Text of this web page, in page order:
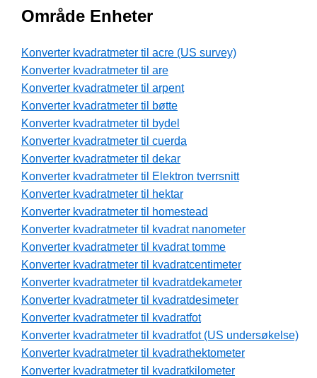
Område Enheter
Konverter kvadratmeter til acre (US survey)
Konverter kvadratmeter til are
Konverter kvadratmeter til arpent
Konverter kvadratmeter til bøtte
Konverter kvadratmeter til bydel
Konverter kvadratmeter til cuerda
Konverter kvadratmeter til dekar
Konverter kvadratmeter til Elektron tverrsnitt
Konverter kvadratmeter til hektar
Konverter kvadratmeter til homestead
Konverter kvadratmeter til kvadrat nanometer
Konverter kvadratmeter til kvadrat tomme
Konverter kvadratmeter til kvadratcentimeter
Konverter kvadratmeter til kvadratdekameter
Konverter kvadratmeter til kvadratdesimeter
Konverter kvadratmeter til kvadratfot
Konverter kvadratmeter til kvadratfot (US undersøkelse)
Konverter kvadratmeter til kvadrathektometer
Konverter kvadratmeter til kvadratkilometer